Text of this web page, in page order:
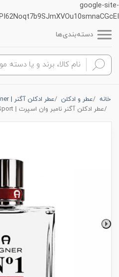
google-site-
دسته‌بندی‌ها
خانه عطر و ادکلن
عطر ادکلن آگنر | Aigner
عطر ادکلن آگنر نامبر وان اسپرت | aigner No 1 Sport